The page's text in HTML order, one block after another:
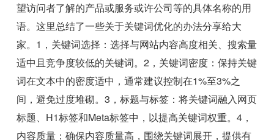
望访问者了解的产品或服务或许公司等的具体名称的用
语。这里总结了一些关于关键词优化的办法分享给大
家。1，关键词选择：选择与网站内容高度相关、搜索量
适中且竞争度较低的关键词。2，关键词密度：保持关键
词在文本中的密度适中，通常建议控制在1%至3%之
间，避免过度堆砌。3，标题与标签：将关键词融入网页
标题、H1标签和Meta标签中，以提高关键词权重。4，
内容质量：确保内容质量高，围绕关键词展开，提供有